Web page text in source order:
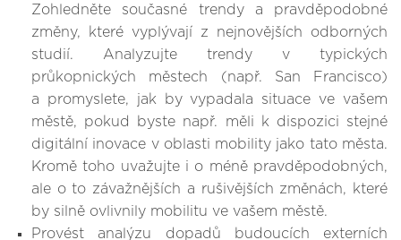
Zohledněte současné trendy a pravděpodobné
změny, které vyplývají z nejnovějších odborných
studií. Analyzujte trendy v typických
průkopnických městech (např. San Francisco)
a promyslete, jak by vypadala situace ve vašem
městě, pokud byste např. měli k dispozici stejné
digitální inovace v oblasti mobility jako tato města.
Kromě toho uvažujte i o méně pravděpodobných,
ale o to závažnějších a rušivějších změnách, které
by silně ovlivnily mobilitu ve vašem městě.
Provést analýzu dopadů budoucích externích